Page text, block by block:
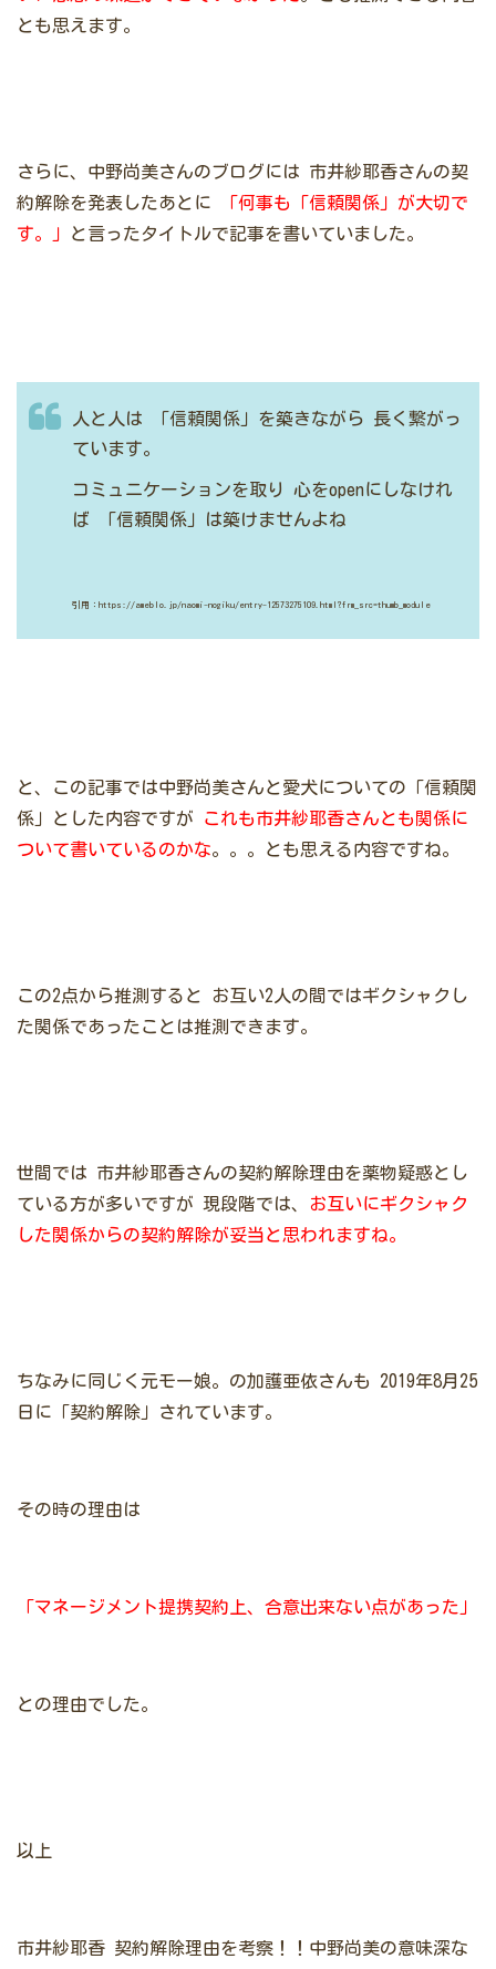
とも思えます。
さらに、中野尚美さんのブログには 市井紗耶香さんの契
約解除を発表したあとに
「何事も「信頼関係」が大切で
す。」
と言ったタイトルで記事を書いていました。
人と人は 「信頼関係」を築きながら 長く繋がっ
ています。
コミュニケーションを取り
心をopenにしなけれ
ば 「信頼関係」は築けませんよね
引用：https://ameblo.jp/naomi-nogiku/entry-12573275109.html?frm_src=thumb_module
と、この記事では中野尚美さんと愛犬についての「信頼関
係」とした内容ですが
これも市井紗耶香さんとも関係に
ついて書いているのかな。。。とも思える内容ですね。
この2点から推測すると
お互い2人の間ではギクシャクし
た関係であったことは推測できます。
世間では 市井紗耶香さんの契約解除理由を薬物疑惑とし
ている方が多いですが 現段階では、
お互いにギクシャク
した関係からの契約解除が妥当と思われますね。
ちなみに同じく元モー娘。の加護亜依さんも
2019年8月25
日に「契約解除」されています。
その時の理由は
「マネージメント提携契約上、合意出来ない点があった」
との理由でした。
以上
市井紗耶香 契約解除理由を考察！！中野尚美の意味深な